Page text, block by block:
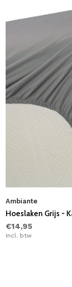
Ambiante
Hoeslaken Grijs -
€14,95
Incl. btw